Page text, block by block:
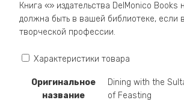
Art
of
Feasting
Книга «» издательства DelMonico Books
должна быть в вашей библиотеке, если
творческой профессии.
Характеристики товара
Оригинальное
название
Dining with the
of Feasting